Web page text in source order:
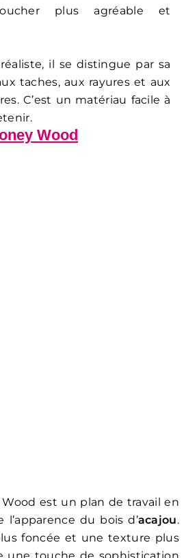
plus agréable et
il se distingue par sa
taches, aux rayures et aux
C’est un matériau facile à
Wood
Wood est un plan de travail en
du bois d’acajou.
foncée et une texture plus
une touche de sophistication